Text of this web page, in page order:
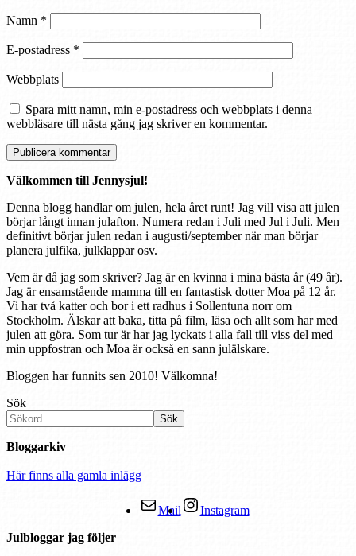
Namn *
E-postadress *
Webbplats
Spara mitt namn, min e-postadress och webbplats i denna
webbläsare till nästa gång jag skriver en kommentar.
Välkommen till Jennysjul!
Denna blogg handlar om julen, hela året runt! Jag vill visa att julen
börjar långt innan julafton. Numera redan i Juli med Jul i Juli. Men
definitivt börjar julen redan i augusti/september när man börjar
planera julfika, julklappar osv.
Vem är då jag som skriver? Jag är en kvinna i mina bästa år (49 år).
Jag är ensamstående mamma till en fantastisk dotter Moa på 12 år.
Vi har två katter och bor i ett radhus i Sollentuna norr om
Stockholm. Älskar att baka, titta på film, läsa och allt som har med
julen att göra. Som tur är har jag lyckats i alla fall till viss del med
min uppfostran och Moa är också en sann julälskare.
Bloggen har funnits sen 2010! Välkomna!
Sök
Sök
Bloggarkiv
Här finns alla gamla inlägg
Mail
Instagram
Julbloggar jag följer